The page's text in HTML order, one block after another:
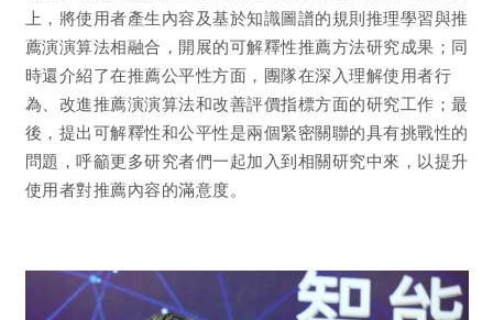
上，將使用者產生內容及基於知識圖譜的規則推理學習與推
薦演演算法相融合，開展的可解釋性推薦方法研究成果；同
時還介紹了在推薦公平性方面，團隊在深入理解使用者行
為、改進推薦演演算法和改善評價指標方面的研究工作；最
後，提出可解釋性和公平性是兩個緊密關聯的具有挑戰性的
問題，呼籲更多研究者們一起加入到相關研究中來，以提升
使用者對推薦內容的滿意度。